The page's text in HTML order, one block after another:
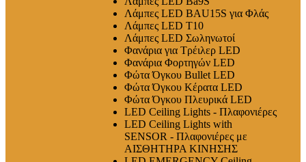
Λάμπες LED BAU15S για Φλάς
Λάμπες LED T10
Λάμπες LED Σωληνωτοί
Φανάρια για Τρέιλερ LED
Φανάρια Φορτηγών LED
Φώτα Όγκου Bullet LED
Φώτα Όγκου Κέρατα LED
Φώτα Όγκου Πλευρικά LED
LED Ceiling Lights - Πλαφονιέρες
LED Ceiling Lights with
SENSOR - Πλαφονιέρες με
ΑΙΣΘΗΤΗΡΑ ΚΙΝΗΣΗΣ